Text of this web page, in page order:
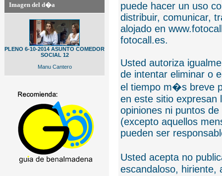
Imagen del d�a
PLENO 6-10-2014 ASUNTO COMEDOR
SOCIAL 12
Manu Cantero
puede hacer un uso
distribuir, comunicar,
alojado en
fotocall.es.
Usted autoriza
de intentar eliminar o
el tiempo m�s breve
en este sitio expresan
opiniones ni puntos
(excepto aquellos
pueden ser
Usted acepta no
escandaloso, hiriente,